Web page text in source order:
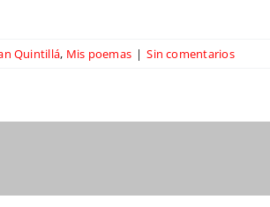
Quintillá, Mis poemas | Sin comentarios